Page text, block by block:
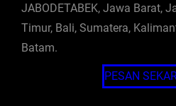
JABODETABEK, Jawa Barat,
Timur, Bali, Sumatera,
Batam.
PESAN